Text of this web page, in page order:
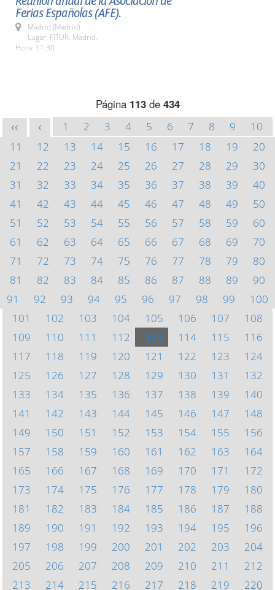
Ferias Españolas (AFE).
Madrid (Madrid)
Lugar: FITUR. Madrid.
Hora: 11:30
Página 113de 434
<< < 1 2 3 4 5 6 7 8 9
10
11
12 13 14 15 16 17 18 19
20
21
22 23 24 25 26 27 28 29
30
31
32 33 34 35 36 37 38 39
40
41
42 43 44 45 46 47 48 49
50
51
52 53 54 55 56 57 58 59
60
61
62 63 64 65 66 67 68 69
70
71
72 73 74 75 76 77 78 79
80
81
82 83 84 85 86 87 88 89
90
91
92 93 94 95 96 97 98 99
100
101
102 103 104 105 106 107
108
109
110 111 112 113 114 115
116
117
118 119 120 121 122 123
124
125
126 127 128 129 130 131
132
133
134 135 136 137 138 139
140
141
142 143 144 145 146 147
148
149
150 151 152 153 154 155
156
157
158 159 160 161 162 163
164
165
166 167 168 169 170 171
172
173
174 175 176 177 178 179
180
181
182 183 184 185 186 187
188
189
190 191 192 193 194 195
196
197
198 199 200 201 202 203
204
205
206 207 208 209 210 211
212
213
214 215 216 217 218 219 220